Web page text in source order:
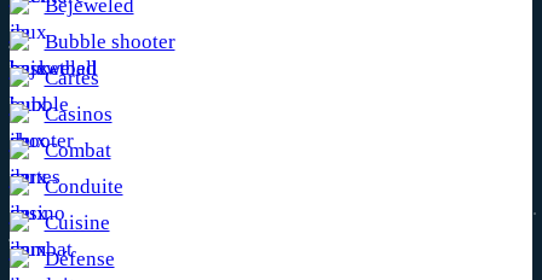
Bejeweled
Bubble shooter
Cartes
Casinos
Combat
Conduite
Cuisine
Défense